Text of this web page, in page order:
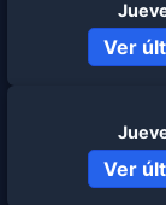
Ver
Ver